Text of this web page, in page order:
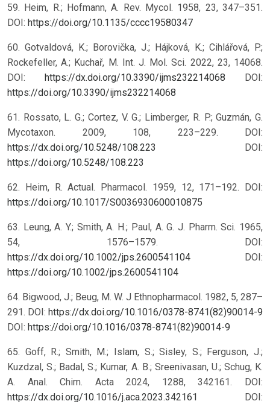
59. Heim, R.; Hofmann, A. Rev. Mycol. 1958, 23, 347–351.
DOI: https://doi.org/10.1135/cccc19580347
60. Gotvaldová, K.; Borovička, J.; Hájková, K.; Cihlářová, P.;
Rockefeller, A.; Kuchař, M. Int. J. Mol. Sci. 2022, 23, 14068.
DOI: https://dx.doi.org/10.3390/ijms232214068
DOI:
https://doi.org/10.3390/ijms232214068
61. Rossato, L. G.; Cortez, V. G.; Limberger, R. P.; Guzmán, G.
Mycotaxon. 2009, 108, 223–229. DOI:
https://dx.doi.org/10.5248/108.223
DOI:
https://doi.org/10.5248/108.223
62. Heim, R. Actual. Pharmacol. 1959, 12, 171–192. DOI:
https://doi.org/10.1017/S0036930600010875
63. Leung, A. Y.; Smith, A. H.; Paul, A. G. J. Pharm. Sci. 1965,
54, 1576–1579. DOI:
https://dx.doi.org/10.1002/jps.2600541104
DOI:
https://doi.org/10.1002/jps.2600541104
64. Bigwood, J.; Beug, M. W. J Ethnopharmacol. 1982, 5, 287–
291. DOI: https://dx.doi.org/10.1016/0378-8741(82)90014-9
DOI: https://doi.org/10.1016/0378-8741(82)90014-9
65. Goff, R.; Smith, M.; Islam, S.; Sisley, S.; Ferguson, J.;
Kuzdzal, S.; Badal, S.; Kumar, A. B.; Sreenivasan, U.; Schug, K.
A. Anal. Chim. Acta 2024, 1288, 342161. DOI:
https://dx.doi.org/10.1016/j.aca.2023.342161
DOI: